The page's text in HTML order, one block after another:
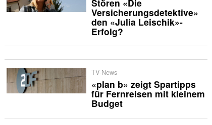
Stören «Die
Versicherungsdetektive»
den «Julia Leischik»-
Erfolg?
TV-News
«plan b» zeigt Spartipps
für Fernreisen mit kleinem
Budget